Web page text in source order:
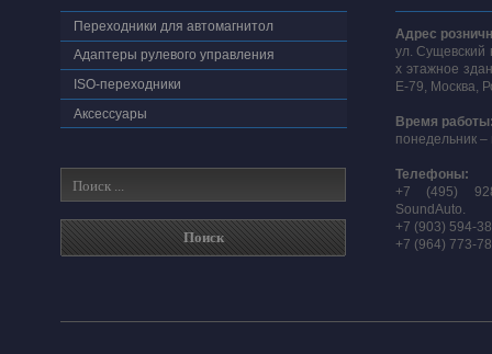
Переходники для автомагнитол
Адаптеры рулевого управления
ISO-переходники
Аксессуары
Адрес
ул. Сущевский
х этажное
E-79, Москва,
Время
понедельник –
Телефоны:
+7 (495)
SoundAuto.
+7 (903) 594-
+7 (964) 773-